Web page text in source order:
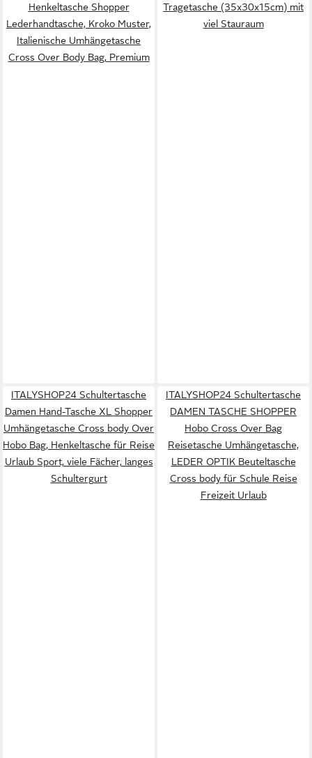
Henkeltasche Shopper
Lederhandtasche, Kroko Muster,
Italienische Umhängetasche
Cross Over Body Bag, Premium
Tragetasche (35x30x15cm) mit
viel Stauraum
ITALYSHOP24 Schultertasche
Damen Hand-Tasche XL Shopper
Umhängetasche Cross body Over
Hobo Bag, Henkeltasche für Reise
Urlaub Sport, viele Fächer, langes
Schultergurt
ITALYSHOP24 Schultertasche
DAMEN TASCHE SHOPPER
Hobo Cross Over Bag
Reisetasche Umhängetasche,
LEDER OPTIK Beuteltasche
Cross body für Schule Reise
Freizeit Urlaub